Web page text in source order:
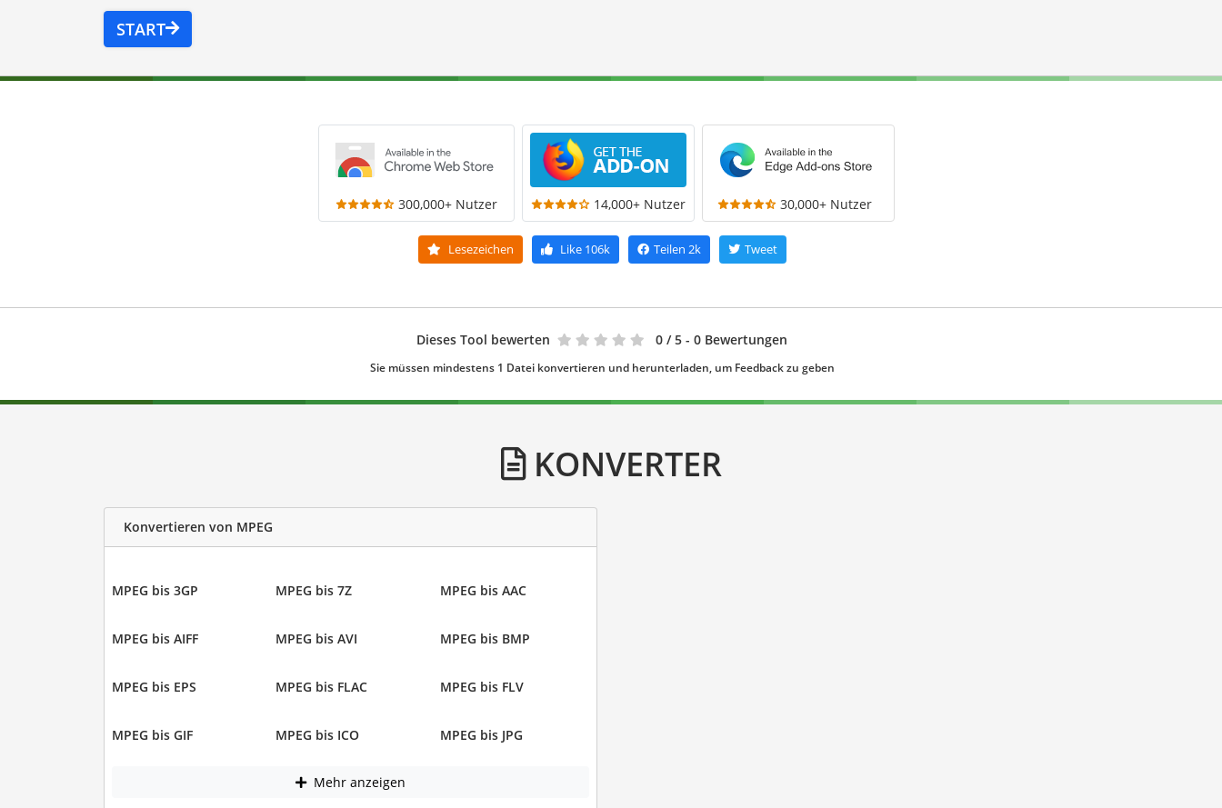
START
300,000+ Nutzer 14,000+ Nutzer 30,000+ Nutzer
Lesezeichen Like106k Teilen 2k Tweet
Dieses Tool bewerten 0 / 5 - 0 Bewertungen
Sie müssen mindestens 1 Datei konvertieren und herunterladen, um Feedback zu geben
KONVERTER
Konvertieren von MPEG
MPEG bis 3GP MPEG bis 7Z MPEG bis AAC
MPEG bis AIFF MPEG bis AVI MPEG bis BMP
MPEG bis EPS MPEG bis FLAC MPEG bis FLV
MPEG bis GIF MPEG bis ICO MPEG bis JPG
Mehr anzeigen